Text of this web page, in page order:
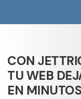
CON
TU WEB
EN MINUTOS